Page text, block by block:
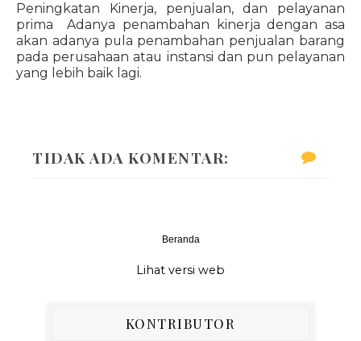
Peningkatan Kinerja, penjualan, dan pelayanan
prima Adanya penambahan kinerja dengan asa
akan adanya pula penambahan penjualan barang
pada perusahaan atau instansi dan pun pelayanan
yang lebih baik lagi.
TIDAK ADA KOMENTAR:
Beranda
Lihat versi web
KONTRIBUTOR